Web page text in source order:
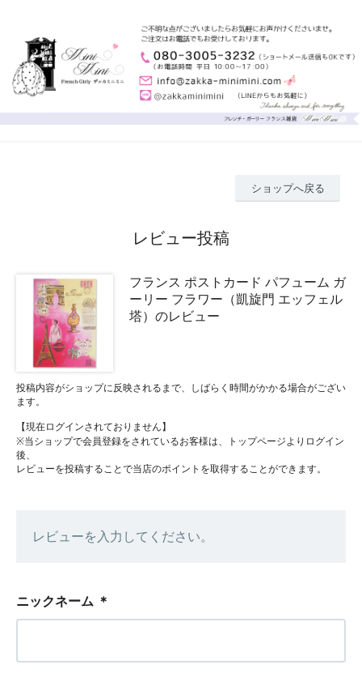
ショップへ戻る
レビュー投稿
フランス ポストカード パフューム ガ
ーリー フラワー（凱旋門 エッフェル
塔）のレビュー
投稿内容がショップに反映されるまで、しばらく時間がかかる場合がござい
ます。
【現在ログインされておりません】
※当ショップで会員登録をされているお客様は、トップページよりログイン
後、
レビューを投稿することで当店のポイントを取得することができます。
レビューを入力してください。
ニックネーム ＊